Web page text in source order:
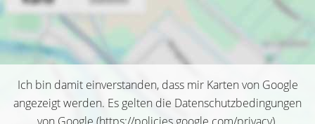
Ich bin damit einverstanden, dass mir Karten von Google
angezeigt werden. Es gelten die Datenschutzbedingungen